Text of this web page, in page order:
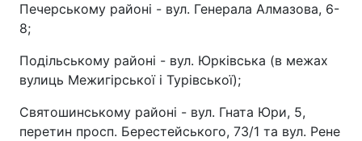
Печерському районі - вул. Генерала Алмазова, 6-
8;
Подільському районі - вул. Юрківська (в межах
вулиць Межигірської і Турівської);
Святошинському районі - вул. Гната Юри, 5,
перетин просп. Берестейського, 73/1 та вул. Рене